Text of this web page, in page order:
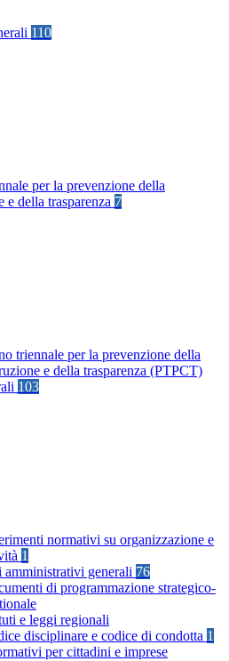
110
per la prevenzione della
e della trasparenza 7
triennale per la prevenzione della
e della trasparenza (PTPCT)
103
normativi su organizzazione e
1
amministrativi generali 76
di programmazione strategico-
e leggi regionali
disciplinare e codice di condotta 1
per cittadini e imprese